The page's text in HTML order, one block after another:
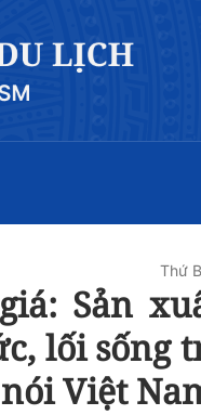
Thứ
Sản
lối sống
Việt